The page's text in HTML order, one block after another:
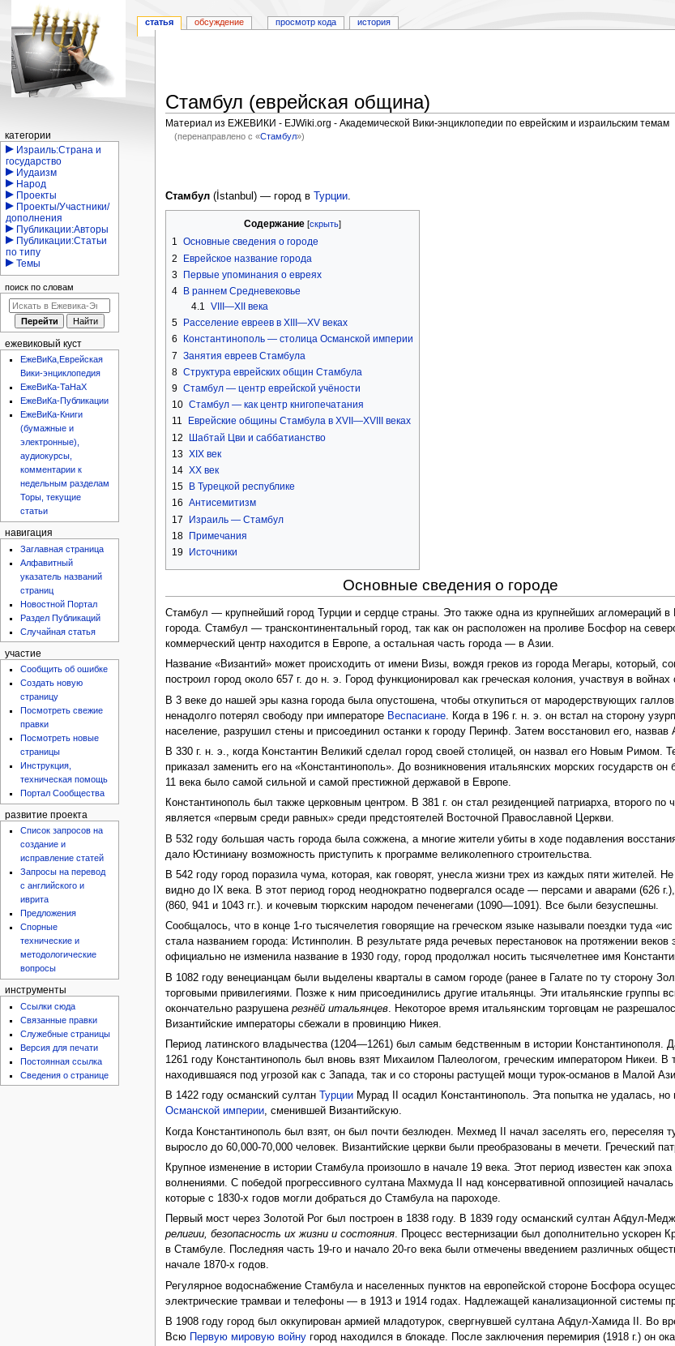
Стамбул (еврейская община)
Материал из ЕЖЕВИКИ - EJWiki.org - Академической Вики-энциклопедии по еврейским и израильским темам
(перенаправлено с «Стамбул»)
навигации
поиску
Стамбул (İstanbul) — город в Турции.
Содержание
1 Основные сведения о городе
2
Еврейское название города
3 Первые упоминания о евреях
4
В раннем Средневековье
4.1 VIII—XII века
5
Расселение евреев в XIII—XV веках
6
Константинополь — столица Османской империи
7 Занятия евреев Стамбула
8 Структура еврейских общин Стамбула
9 Стамбул — центр еврейской учёности
10 Стамбул — как центр книгопечатания
11
Еврейские общины Стамбула в XVII—XVIII веках
12
Шабтай Цви и саббатианство
13 XIX век
14 ХХ век
15
В Турецкой республике
16 Антисемитизм
17
Израиль — Стамбул
18 Примечания
19
Источники
Основные сведения о городе
Стамбул — крупнейший город Турции и сердце страны. Это также одна из крупнейших агломераций
города. Стамбул — трансконтинентальный город, так как он расположен на проливе Босфор на
коммерческий центр находится в Европе, а остальная часть города — в Азии.
Название «Византий» может происходить от имени Визы, вождя греков из города Мегары, который,
построил город около 657 г. до н. э. Город функционировал как греческая колония, участвуя в
В 3 веке до нашей эры казна города была опустошена, чтобы откупиться от мародерствующих
ненадолго потерял свободу при императоре Веспасиане . Когда в 196 г. н. э. он встал на сторону
население, разрушил стены и присоединил останки к городу Перинф. Затем восстановил его, назвав
В 330 г. н. э., когда Константин Великий сделал город своей столицей, он назвал его Новым
приказал заменить его на «Константинополь». До возникновения итальянских морских государств
11 века было самой сильной и самой престижной державой в Европе.
Константинополь был также церковным центром. В 381 г. он стал резиденцией патриарха, второго
является «первым среди равных» среди предстоятелей Восточной Православной Церкви.
В 532 году большая часть города была сожжена, а многие жители убиты в ходе подавления
дало Юстиниану возможность приступить к программе великолепного строительства.
В 542 году город поразила чума, которая, как говорят, унесла жизни трех из каждых пяти жителей.
видно до IX века. В этот период город неоднократно подвергался осаде — персами и аварами (626
(860, 941 и 1043 гг.). и кочевым тюркским народом печенегами (1090—1091). Все были безуспешны.
Сообщалось, что в конце 1-го тысячелетия говорящие на греческом языке называли поездки туда
стала названием города: Истинполин. В результате ряда речевых перестановок на протяжении
официально не изменила название в 1930 году, город продолжал носить тысячелетнее имя
В 1082 году венецианцам были выделены кварталы в самом городе (ранее в Галате по ту сторону
торговыми привилегиями. Позже к ним присоединились другие итальянцы. Эти итальянские
окончательно разрушенарезнёй итальянцев . Некоторое время итальянским торговцам не
Византийские императоры сбежали в провинцию Никея.
Период латинского владычества (1204—1261) был самым бедственным в истории
1261 году Константинополь был вновь взят Михаилом Палеологом, греческим императором Никеи.
находившаяся под угрозой как с Запада, так и со стороны растущей мощи турок-османов в Малой
В 1422 году османский султан
Турции Мурад II осадил Константинополь. Эта попытка не удалась, но
Османской империи, сменившей Византийскую.
Когда Константинополь был взят, он был почти безлюден. Мехмед II начал заселять его, переселяя
выросло до 60,000-70,000 человек. Византийские церкви были преобразованы в мечети. Греческий
Крупное изменение в истории Стамбула произошло в начале 19 века. Этот период известен как
волнениями. С победой прогрессивного султана Махмуда II над консервативной оппозицией
которые с 1830-х годов могли добраться до Стамбула на пароходе.
Первый мост через Золотой Рог был построен в 1838 году. В 1839 году османский султан Абдул-
религии, безопасность их жизни и состояния. Процесс вестернизации был дополнительно ускорен
в Стамбуле. Последняя часть 19-го и начало 20-го века были отмечены введением различных
начале 1870-х годов.
Регулярное водоснабжение Стамбула и населенных пунктов на европейской стороне Босфора
электрические трамваи и телефоны — в 1913 и 1914 годах. Надлежащей канализационной системы
В 1908 году город был оккупирован армией младотурок, свергнувшей султана Абдул-Хамида II. Во
Всю
Первую мировую войну город находился в блокаде. После заключения перемирия (1918 г.) он
Навигация
статья обсуждение просмотр кода история
категории
Израиль:Страна и
государство
Иудаизм
Народ
Проекты
Проекты/Участники/
дополнения
Публикации:Авторы
Публикации:Статьи
по типу
Темы
поиск по словам
ежевиковый куст
ЕжеВиКа,Еврейская
Вики-энциклопедия
ЕжеВиКа-ТаНаХ
ЕжеВиКа-Публикации
ЕжеВиКа-Книги
(бумажные и
электронные),
аудиокурсы,
комментарии к
недельным разделам
Торы, текущие
статьи
навигация
Заглавная страница
Алфавитный
указатель названий
страниц
Новостной Портал
Раздел Публикаций
Случайная статья
участие
Сообщить об ошибке
Создать новую
страницу
Посмотреть свежие
правки
Посмотреть новые
страницы
Инструкция,
техническая помощь
Портал Сообщества
развитие проекта
Список запросов на
создание и
исправление статей
Запросы на перевод
с английского и
иврита
Предложения
Спорные
технические и
методологические
вопросы
инструменты
Ссылки сюда
Связанные правки
Служебные страницы
Версия для печати
Постоянная ссылка
Сведения о странице